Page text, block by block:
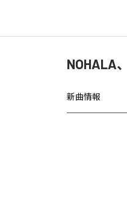
NOHALA
新曲情報